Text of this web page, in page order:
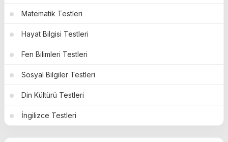
Matematik Testleri
Hayat Bilgisi Testleri
Fen Bilimleri Testleri
Sosyal Bilgiler Testleri
Din Kültürü Testleri
İngilizce Testleri